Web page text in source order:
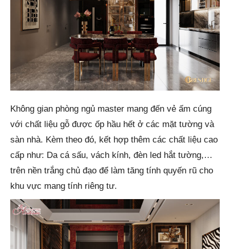
Không gian phòng ngủ master mang đến vẻ ấm cúng
với chất liệu gỗ được ốp hầu hết ở các mặt tường và
sàn nhà. Kèm theo đó, kết hợp thêm các chất liệu cao
cấp như: Da cá sấu, vách kính, đèn led hắt tường,…
trên nền trắng chủ đạo để làm tăng tính quyến rũ cho
khu vực mang tính riêng tư.